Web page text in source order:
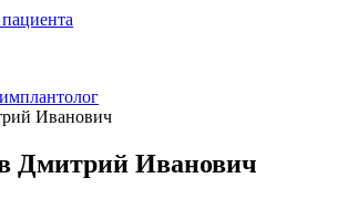
Иванович
Дмитрий Иванович